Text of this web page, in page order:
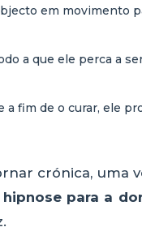
em movimento
a que ele perca a
fim de o curar, ele
crónica, uma
para a